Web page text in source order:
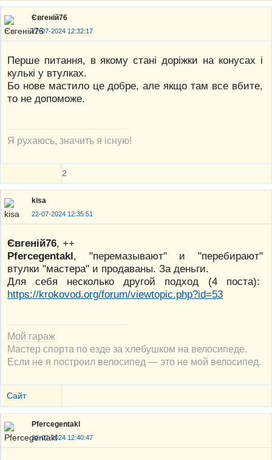
Євгеній76
22-07-2024 12:32:17
Перше питання, в якому стані доріжки на конусах і
кулькі у втулках.
Бо нове мастило це добре, але якщо там все вбите,
то не допоможе.
Я рухаюсь, значить я існую!
2
kisa
22-07-2024 12:35:51
Євгеній76, ++
Pfercegentakl, "перемазывают" и "перебирают"
втулки "мастера" и продаваны. За деньги.
Для себя несколько другой подход (4 поста):
https://krokovod.org/forum/viewtopic.php?id=53
Мой гараж
Мастер спорта по езде за хлебушком на велосипеде.
Если не я построил велосипед — это не мой велосипед.
Сайт
Pfercegentakl
22-07-2024 12:40:47